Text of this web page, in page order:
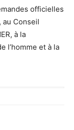
officielles
au Conseil
à la
l’homme et à la